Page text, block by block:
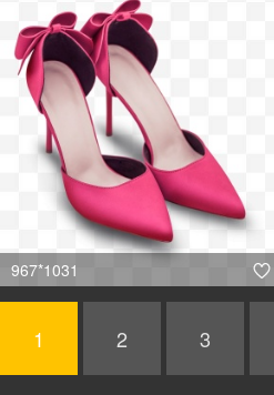
967*1031 
1 2 3